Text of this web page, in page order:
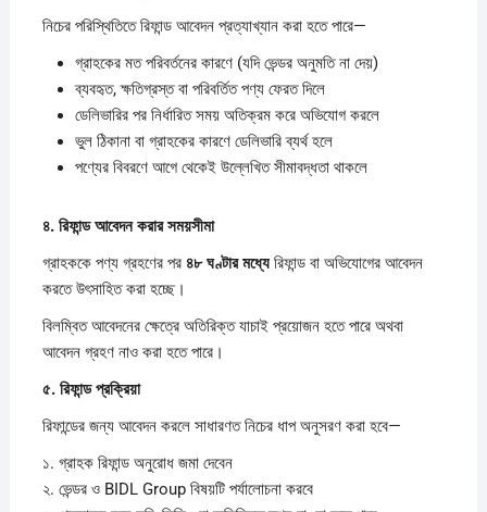
নিচের পরিস্থিতিতে রিফান্ড আবেদন প্রত্যাখ্যান করা হতে পারে—
গ্রাহকের মত পরিবর্তনের কারণে (যদি ভেন্ডর অনুমতি না দেয়)
ব্যবহৃত, ক্ষতিগ্রস্ত বা পরিবর্তিত পণ্য ফেরত দিলে
ডেলিভারির পর নির্ধারিত সময় অতিক্রম করে অভিযোগ করলে
ভুল ঠিকানা বা গ্রাহকের কারণে ডেলিভারি ব্যর্থ হলে
পণ্যের বিবরণে আগে থেকেই উল্লেখিত সীমাবদ্ধতা থাকলে
৪. রিফান্ডআবেদনকরারসময়সীমা
গ্রাহককে পণ্য গ্রহণের পর ৪৮ঘণ্টারমধ্যেরিফান্ড বা অভিযোগের আবেদন
করতে উৎসাহিত করা হচ্ছে।
বিলম্বিত আবেদনের ক্ষেত্রে অতিরিক্ত যাচাই প্রয়োজন হতে পারে অথবা
আবেদন গ্রহণ নাও করা হতে পারে।
৫. রিফান্ডপ্রক্রিয়া
রিফান্ডের জন্য আবেদন করলে সাধারণত নিচের ধাপ অনুসরণ করা হবে—
১. গ্রাহক রিফান্ড অনুরোধ জমা দেবেন
২. ভেন্ডর ও BIDL Group বিষয়টি পর্যালোচনা করবে